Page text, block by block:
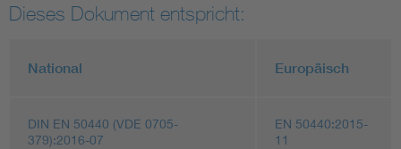
Dieses Dokument entspricht:
National Europäisch
DIN EN 50440 (VDE 0705-
379):2016-07
EN 50440:2015-
11